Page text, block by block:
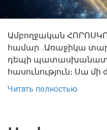
Ամբողջական
համար…Առաջիկա
դեպի
հասունություն։ Սա
Читать полностью